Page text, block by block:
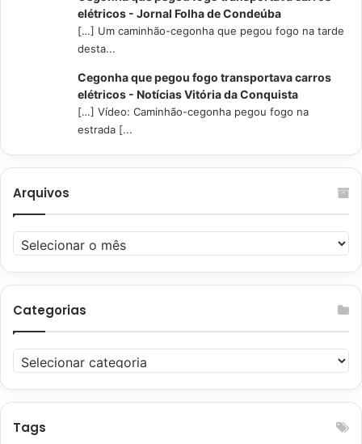
elétricos - Jornal Folha de Condeúba
[…] Um caminhão-cegonha que pegou fogo na tarde
desta...
Cegonha que pegou fogo transportava carros
elétricos - Notícias Vitória da Conquista
[…] Vídeo: Caminhão-cegonha pegou fogo na
estrada [...
Arquivos
Arquivos
Categorias
Categorias
Tags